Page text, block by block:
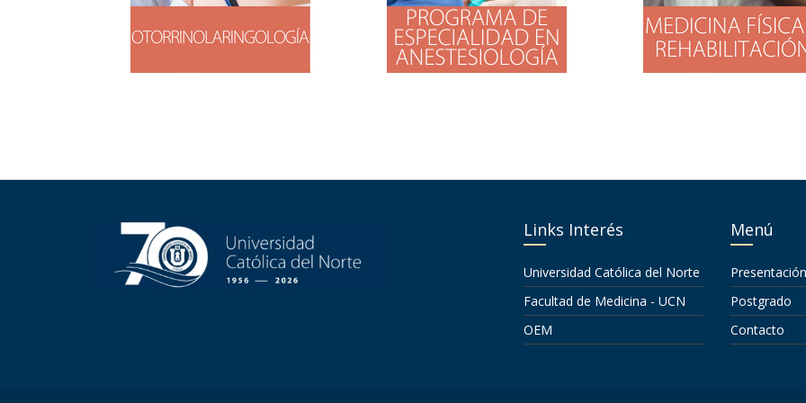
Links Interés
Universidad Católica del Norte
Facultad de Medicina - UCN
OEM
Menú
Presentación
Postgrado
Contacto